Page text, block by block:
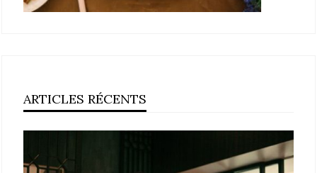
ARTICLES RÉCENTS